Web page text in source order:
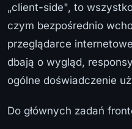
„client-side", to
czym bezpośrednio
przeglądarce
dbają o wygląd,
ogólne doświadczenie
Do głównych zadań